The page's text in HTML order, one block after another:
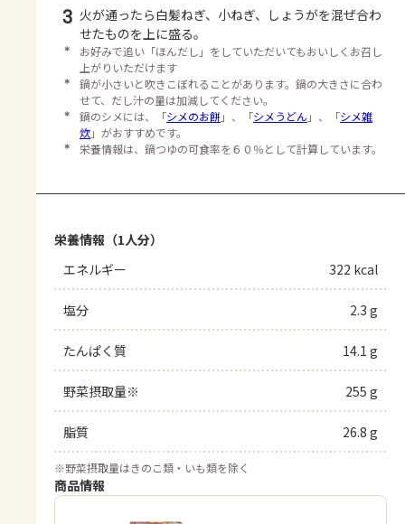
3 火が通ったら白髪ねぎ、小ねぎ、しょうがを混ぜ合わ
せたものを上に盛る。
＊
お好みで追い「ほんだし」をしていただいてもおいしくお召し
上がりいただけます
＊
鍋が小さいと吹きこぼれることがあります。鍋の大きさに合わ
せて、だし汁の量は加減してください。
＊
鍋のシメには、「シメのお餅」、「シメうどん 」、「シメ雑
炊」がおすすめです。
＊
栄養情報は、鍋つゆの可食率を６０％として計算しています。
栄養情報（1人分）
エネルギー
322 kcal
塩分 2.3 g
たんぱく質 14.1 g
野菜摂取量※ 255 g
脂質 26.8 g
※野菜摂取量はきのこ類・いも類を除く
商品情報